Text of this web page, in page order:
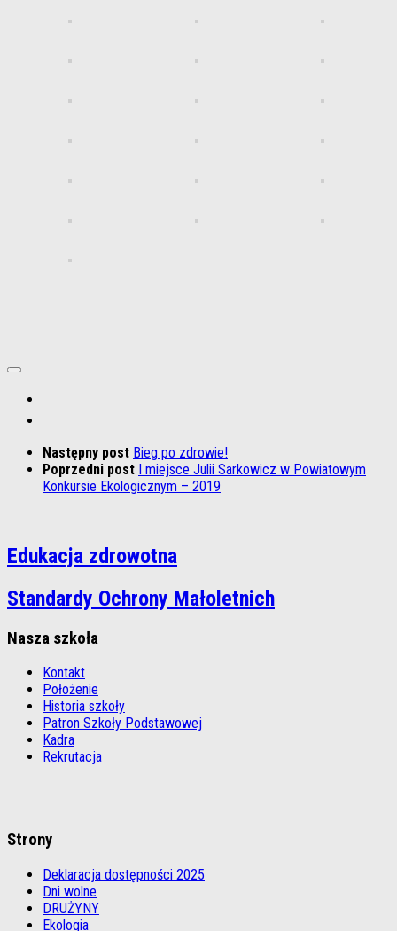
Następny post Bieg po zdrowie!
Poprzedni post I miejsce Julii Sarkowicz w Powiatowym
Konkursie Ekologicznym – 2019
Edukacja zdrowotna
Standardy Ochrony Małoletnich
Nasza szkoła
Kontakt
Położenie
Historia szkoły
Patron Szkoły Podstawowej
Kadra
Rekrutacja
Strony
Deklaracja dostępności 2025
Dni wolne
DRUŻYNY
Ekologia